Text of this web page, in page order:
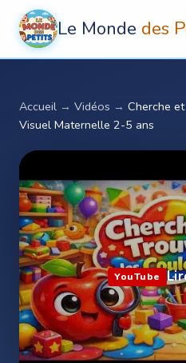
Le Monde des
Accueil → Vidéos → Cherche
Visuel Maternelle 2-5 ans
YouTube